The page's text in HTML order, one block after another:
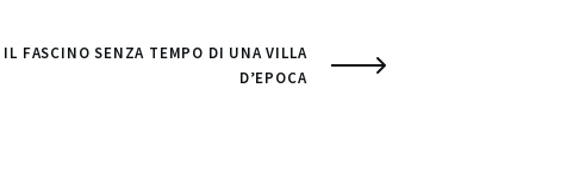
FASCINO SENZA TEMPO DI UNA VILLA
D’EPOCA